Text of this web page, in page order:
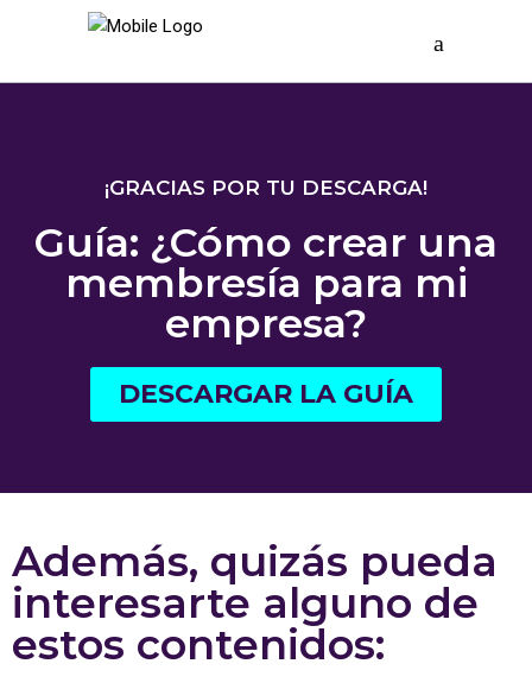
¡GRACIAS POR TU DESCARGA!
Guía: ¿Cómo crear una
membresía para mi
empresa?
DESCARGAR LA GUÍA
Además, quizás pueda
interesarte alguno de
estos contenidos: